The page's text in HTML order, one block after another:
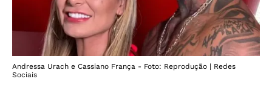
Andressa Urach e Cassiano França - Foto: Reprodução | Redes
Sociais